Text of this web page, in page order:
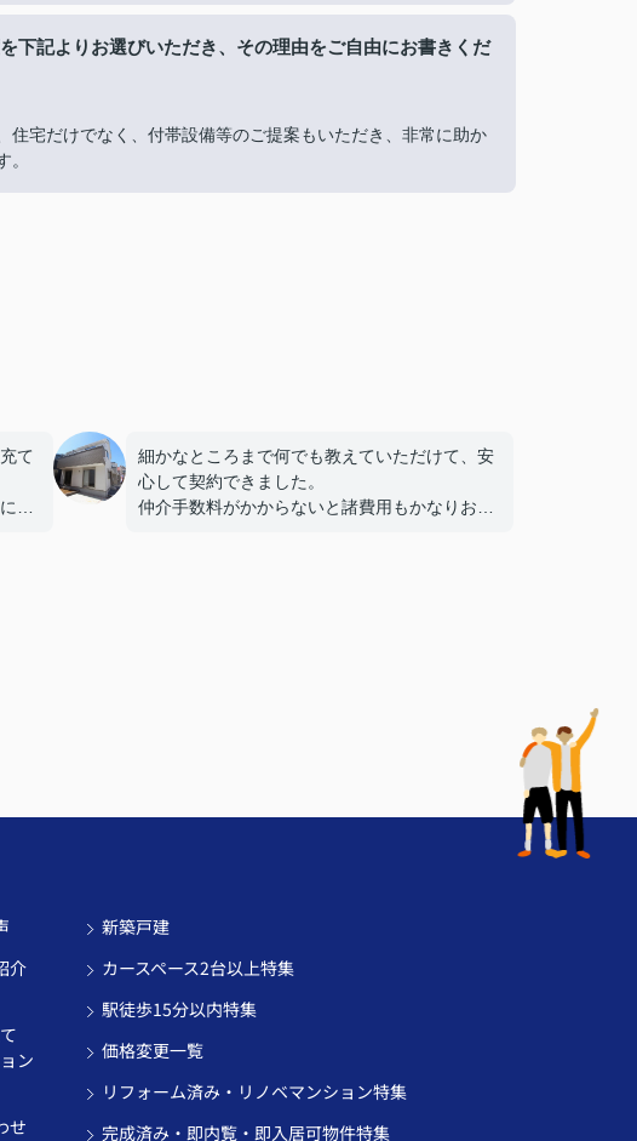
下記よりお選びいただき、その理由をご自由にお書きくだ
住宅だけでなく、付帯設備等のご提案もいただき、非常に助か
て
対
細かなところまで何でも教えていただけて、安
心して契約できました。
仲介手数料がかからないと諸費用もかなりおさ
介
ン
せ
新築戸建
カースペース2台以上特集
駅徒歩15分以内特集
価格変更一覧
リフォーム済み・リノベマンション特集
完成済み・即内覧・即入居可物件特集